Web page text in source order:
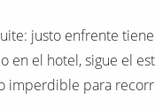
justo enfrente
en el hotel, sigue el
imperdible para